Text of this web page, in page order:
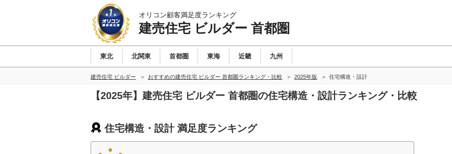
オリコン顧客満足度ランキング
建売住宅 ビルダー 首都圏
東北 北関東 首都圏 東海 近畿 九州
建売住宅 ビルダー おすすめの建売住宅 ビルダー 首都圏ランキング・比較 2025年版 住宅構造・設計
【2025年】建売住宅 ビルダー 首都圏の住宅構造・設計ランキング・比較
住宅構造・設計 満足度ランキング